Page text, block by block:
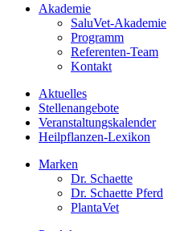
Akademie
SaluVet-Akademie
Programm
Referenten-Team
Kontakt
Aktuelles
Stellenangebote
Veranstaltungskalender
Heilpflanzen-Lexikon
Marken
Dr. Schaette
Dr. Schaette Pferd
PlantaVet